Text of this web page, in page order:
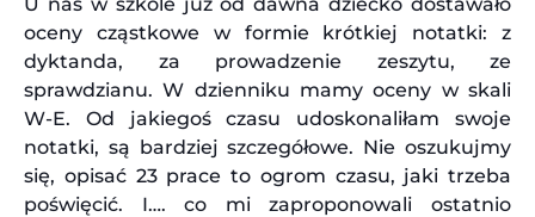
oceny cząstkowe w formie krótkiej notatki: z
dyktanda, za prowadzenie zeszytu, ze
sprawdzianu. W dzienniku mamy oceny w skali
W-E. Od jakiegoś czasu udoskonaliłam swoje
notatki, są bardziej szczegółowe. Nie oszukujmy
się, opisać 23 prace to ogrom czasu, jaki trzeba
poświęcić. I…. co mi zaproponowali ostatnio